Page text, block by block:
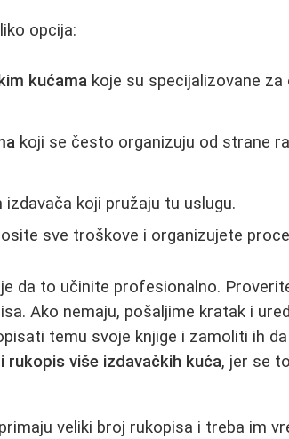
opcija:
kućama koje su specijalizovane
koji se često organizuju od strane
izdavača koji pružaju tu uslugu.
sve troškove i organizujete
da to učinite profesionalno.
Ako nemaju, pošaljime kratak i
temu svoje knjige i zamoliti ih
više izdavačkih kuća, jer se
veliki broj rukopisa i treba im